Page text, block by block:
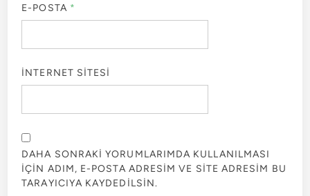
E-POSTA *
İNTERNET SITESI
DAHA SONRAKI YORUMLARIMDA KULLANILMASI
IÇIN ADIM, E-POSTA ADRESIM VE SITE ADRESIM BU
TARAYICIYA KAYDEDILSIN.